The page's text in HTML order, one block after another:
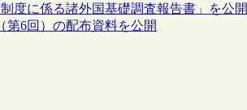
度に係る諸外国基礎調査報告書」を公開
6回）の配布資料を公開